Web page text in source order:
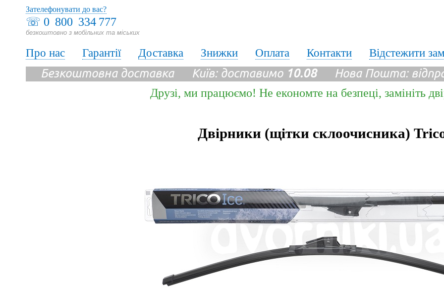
☏ 0 800 334 777
безкоштовно з мобільних та міських
Зателефонувати до вас?
Про нас Гарантії Доставка Знижки Оплата Контакти Відстежити
Безкоштовна доставка Київ: доставимо 10.08Нова Пошта:
Друзі, ми працюємо! Не економте на безпеці, замініть
Двірники (щітки склоочисника)